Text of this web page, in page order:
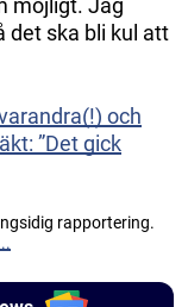
möjligt. Jag
det ska bli kul att
och
”Det gick
rapportering.